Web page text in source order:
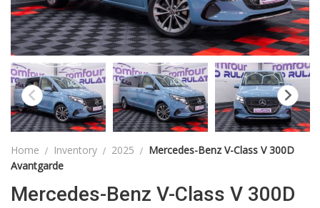
Home Inventory 2025
Mercedes-Benz V-Class V 300D
Avantgarde
Mercedes-Benz V-Class V 300D